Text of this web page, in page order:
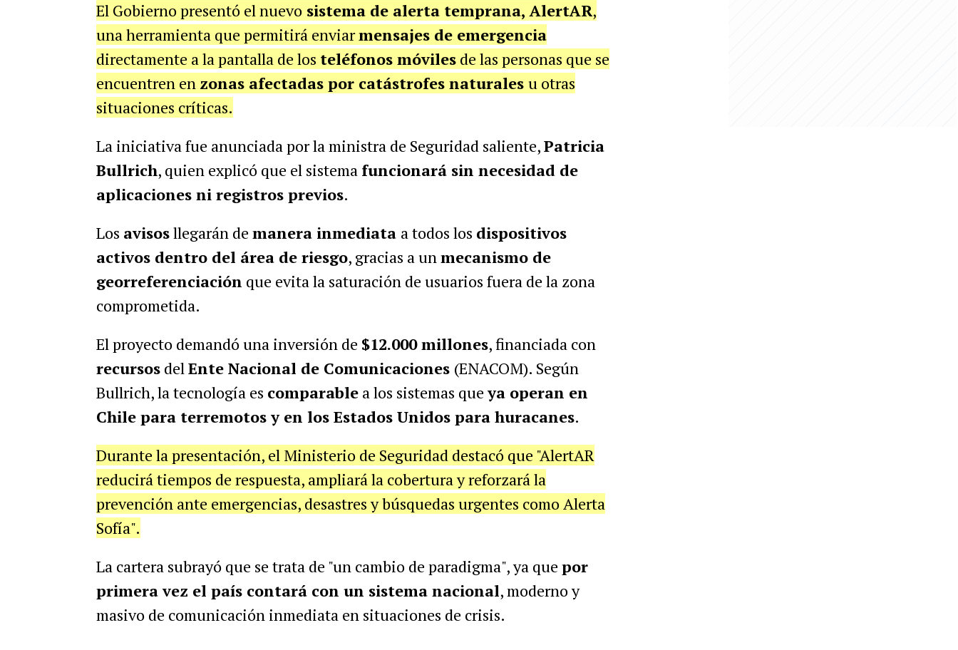
El Gobierno presentó el nuevo sistema de alerta temprana, AlertAR,
una herramienta que permitirá enviarmensajes de emergencia
directamente a la pantalla de los teléfonos móvilesde las personas que se
encuentren en zonas afectadas por catástrofes naturales u otras
situaciones críticas.
La iniciativa fue anunciada por la ministra de Seguridad saliente,Patricia
Bullrich, quien explicó que el sistema funcionará sin necesidad de
aplicaciones ni registros previos.
Los avisosllegarán de manera inmediata a todos los dispositivos
activos dentro del área de riesgo, gracias a unmecanismo de
georreferenciación que evita la saturación de usuarios fuera de la zona
comprometida.
El proyecto demandó una inversión de $12.000 millones, financiada con
recursosdelEnte Nacional de Comunicaciones (ENACOM). Según
Bullrich, la tecnología es comparablea los sistemas que ya operan en
Chile para terremotos y en los Estados Unidos para huracanes.
Durante la presentación, el Ministerio de Seguridad destacó que "AlertAR
reducirá tiempos de respuesta, ampliará la cobertura y reforzará la
prevención ante emergencias, desastres y búsquedas urgentes como Alerta
Sofía".
La cartera subrayó que se trata de "un cambio de paradigma", ya que por
primera vez el país contará con un sistema nacional, moderno y
masivo de comunicación inmediata en situaciones de crisis.